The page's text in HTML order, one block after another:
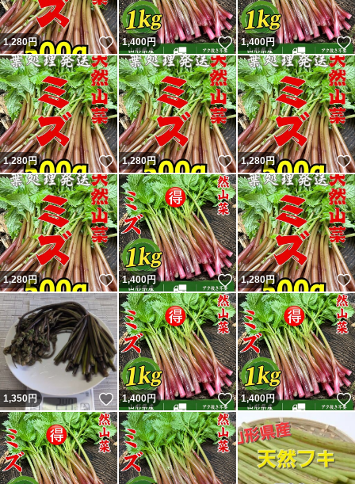
1,280円 いいね！
1,400円 いいね！
1,400円
1,280円 いいね！
1,280円 いいね！
1,280円
1,280円 いいね！
1,400円 いいね！
1,280円
1,350円 いいね！
1,400円 いいね！
1,400円